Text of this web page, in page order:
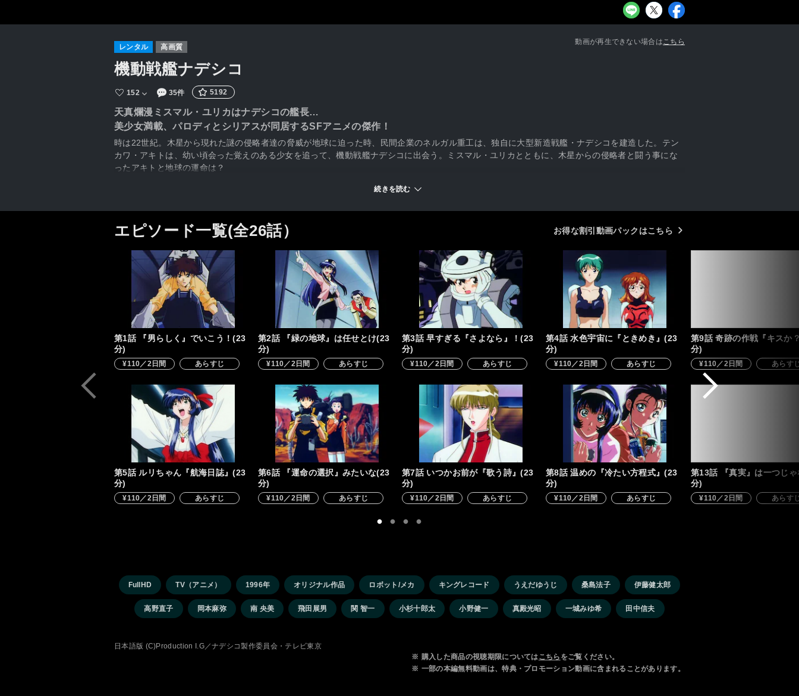
動画が再生できない場合はこちら
レンタル 高画質
機動戦艦ナデシコ
152 35件 5192
天真爛漫ミスマル・ユリカはナデシコの艦長…
美少女満載、パロディとシリアスが同居するSFアニメの傑作！
時は22世紀。木星から現れた謎の侵略者達の脅威が地球に迫った時、民間企業のネルガル重工は、独自に大型新造戦艦・ナデシコを建造した。テン
カワ・アキトは、幼い頃会った覚えのある少女を追って、機動戦艦ナデシコに出会う。ミスマル・ユリカとともに、木星からの侵略者と闘う事にな
ったアキトと地球の運命は？
続きを読む
エピソード一覧(全26話） お得な割引動画パックはこちら
第1話 『男らしく』でいこう！(23
分)
¥110／2日間 あらすじ
第2話 『緑の地球』は任せとけ(23
分)
¥110／2日間 あらすじ
第3話 早すぎる『さよなら』！(23
分)
¥110／2日間 あらすじ
第4話 水色宇宙に『ときめき』(23
分)
¥110／2日間 あらすじ
第5話 ルリちゃん『航海日誌』(23
分)
¥110／2日間 あらすじ
第6話 『運命の選択』みたいな(23
分)
¥110／2日間 あらすじ
第7話 いつかお前が『歌う詩』(23
分)
¥110／2日間 あらすじ
第8話 温めの『冷たい方程式』(23
分)
¥110／2日間 あらすじ
第9話 奇跡の作戦『キスか
分)
¥110／2日間 あらす
第13話 『真実』は一つじ
分)
¥110／2日間 あらす
FullHD TV（アニメ） 1996年 オリジナル作品 ロボット/メカ キングレコード うえだゆうじ 桑島法子 伊藤健太郎
高野直子 岡本麻弥 南 央美 飛田展男 関 智一 小杉十郎太 小野健一 真殿光昭 一城みゆ希 田中信夫
日本語版 (C)Production I.G／ナデシコ製作委員会・テレビ東京
※ 購入した商品の視聴期限についてはこちら をご覧ください。
※ 一部の本編無料動画は、特典・プロモーション動画に含まれることがあります。